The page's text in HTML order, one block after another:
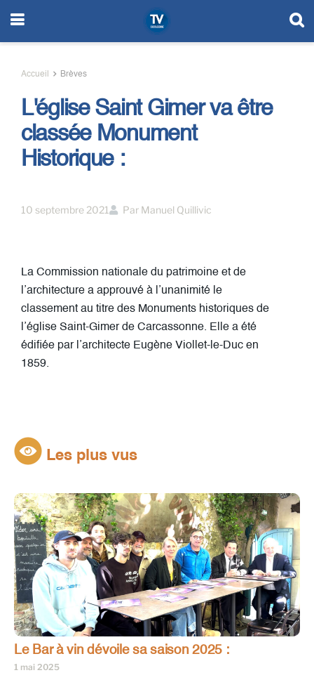
Accueil Brèves
L'église Saint Gimer va être
classée Monument
Historique :
10 septembre 2021 Par Manuel Quillivic
La Commission nationale du patrimoine et de
l’architecture a approuvé à l’unanimité le
classement au titre des Monuments historiques de
l’église Saint-Gimer de Carcassonne. Elle a été
édifiée par l’architecte Eugène Viollet-le-Duc en
1859.
Les plus vus
Le Bar à vin dévoile sa saison 2025 :
1 mai 2025